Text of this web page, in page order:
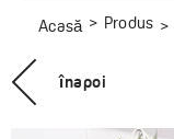
Acasă Produs
înapoi